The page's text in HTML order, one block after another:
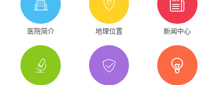
医院简介 地理位置 新闻中心